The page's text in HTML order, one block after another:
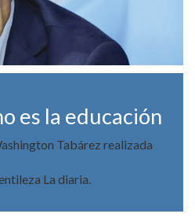
es la educación
Tabárez realizada
La diaria.